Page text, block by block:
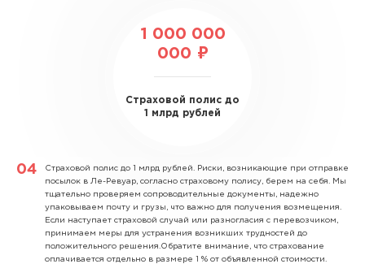
1 000 000
000 ₽
Страховой полис до
1 млрд рублей
Страховой полис до 1 млрд рублей.
Риски, возникающие при отправке
посылок в Ле-Ревуар, согласно страховому полису, берем на себя. Мы
тщательно проверяем сопроводительные документы, надежно
упаковываем почту и грузы, что важно для получения возмещения.
Если наступает страховой случай или разногласия с перевозчиком,
принимаем меры для устранения возникших трудностей до
положительного решения.Обратите внимание, что страхование
оплачивается отдельно в размере 1 % от объявленной стоимости.